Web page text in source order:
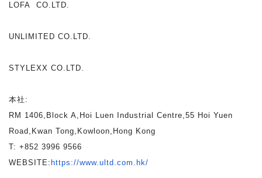
LOFA CO.LTD.
UNLIMITED CO.LTD.
STYLEXX CO.LTD.
本社:
RM 1406,Block A,Hoi Luen Industrial Centre,55 Hoi Yuen
Road,Kwan Tong,Kowloon,Hong Kong
T: +852 3996 9566
WEBSITE: https://www.ultd.com.hk/